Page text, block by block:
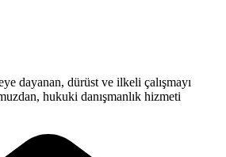
dayanan, dürüst ve ilkeli çalışmayı
hukuki danışmanlık hizmeti